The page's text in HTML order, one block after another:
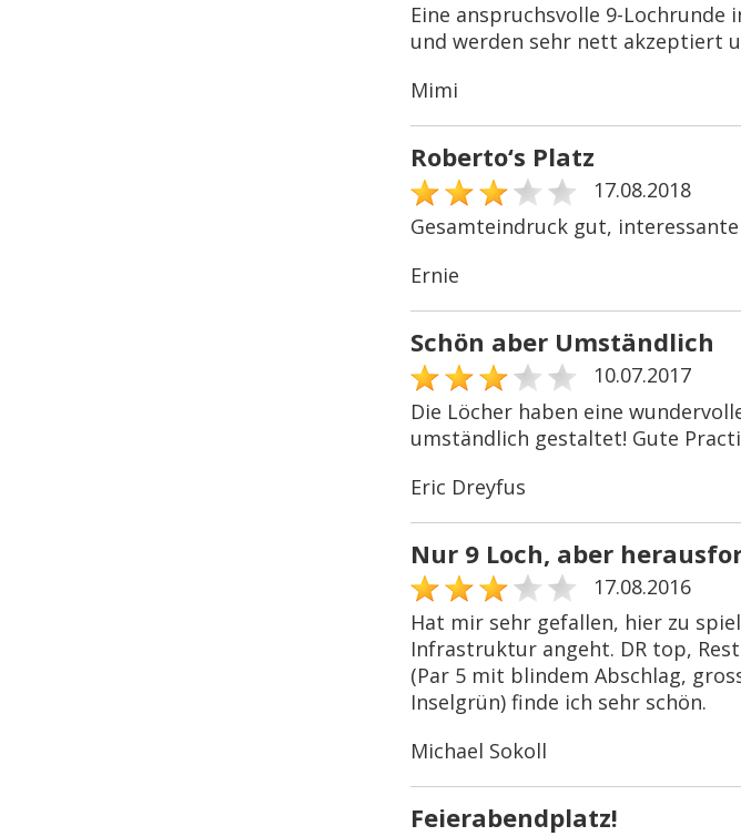
Eine anspruchsvolle 9-
und werden sehr nett akzeptiert
Mimi
Roberto‘s Platz
17.08.2018
Gesamteindruck gut,
Ernie
Schön aber Umständlich
10.07.2017
Die Löcher haben eine
umständlich gestaltet! Gute
Eric Dreyfus
Nur 9 Loch, aber
17.08.2016
Hat mir sehr gefallen, hier zu
Infrastruktur angeht. DR top,
(Par 5 mit blindem Abschlag,
Inselgrün) finde ich sehr schön.
Michael Sokoll
Feierabendplatz!